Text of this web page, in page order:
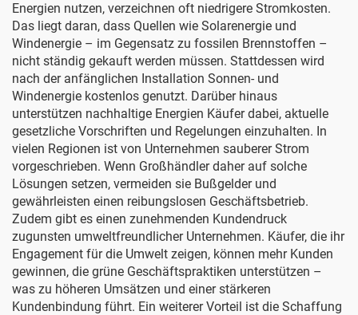
Energien nutzen, verzeichnen oft niedrigere Stromkosten.
Das liegt daran, dass Quellen wie Solarenergie und
Windenergie – im Gegensatz zu fossilen Brennstoffen –
nicht ständig gekauft werden müssen. Stattdessen wird
nach der anfänglichen Installation Sonnen- und
Windenergie kostenlos genutzt. Darüber hinaus
unterstützen nachhaltige Energien Käufer dabei, aktuelle
gesetzliche Vorschriften und Regelungen einzuhalten. In
vielen Regionen ist von Unternehmen sauberer Strom
vorgeschrieben. Wenn Großhändler daher auf solche
Lösungen setzen, vermeiden sie Bußgelder und
gewährleisten einen reibungslosen Geschäftsbetrieb.
Zudem gibt es einen zunehmenden Kundendruck
zugunsten umweltfreundlicher Unternehmen. Käufer, die ihr
Engagement für die Umwelt zeigen, können mehr Kunden
gewinnen, die grüne Geschäftspraktiken unterstützen –
was zu höheren Umsätzen und einer stärkeren
Kundenbindung führt. Ein weiterer Vorteil ist die Schaffung